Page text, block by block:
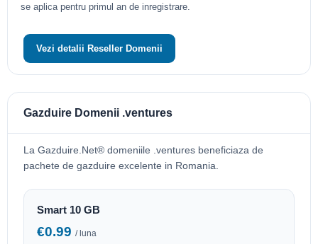
se aplica pentru primul an de inregistrare.
Vezi detalii Reseller Domenii
Gazduire Domenii .ventures
La Gazduire.Net® domeniile .ventures beneficiaza de
pachete de gazduire excelente in Romania.
Smart 10 GB
€0.99 / luna